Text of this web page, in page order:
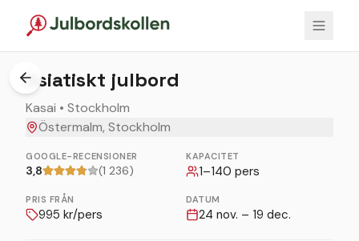
1/
Asiatiskt julbord
Kasai • Stockholm
Östermalm, Stockholm
GOOGLE-RECENSIONER
3,8 (1 236)
KAPACITET
1–140 pers
PRIS FRÅN
995 kr/pers
DATUM
24 nov. – 19 dec.